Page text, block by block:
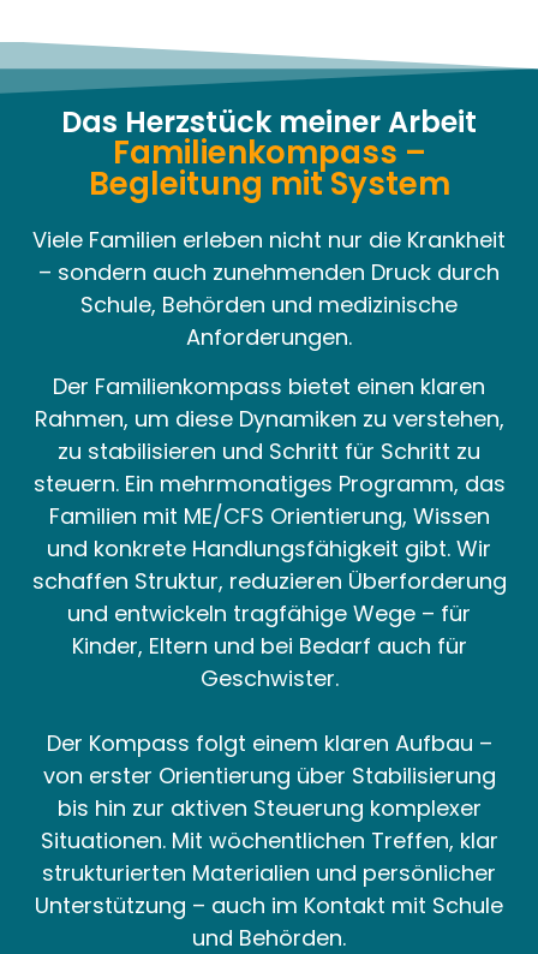
Das Herzstück meiner Arbeit
Familienkompass –
Begleitung mit System
Viele Familien erleben nicht nur die Krankheit
– sondern auch zunehmenden Druck durch
Schule, Behörden und medizinische
Anforderungen.
Der Familienkompass bietet einen klaren
Rahmen, um diese Dynamiken zu verstehen,
zu stabilisieren und Schritt für Schritt zu
steuern. Ein mehrmonatiges Programm, das
Familien mit ME/CFS Orientierung, Wissen
und konkrete Handlungsfähigkeit gibt. Wir
schaffen Struktur, reduzieren Überforderung
und entwickeln tragfähige Wege – für
Kinder, Eltern und bei Bedarf auch für
Geschwister.
Der Kompass folgt einem klaren Aufbau –
von erster Orientierung über Stabilisierung
bis hin zur aktiven Steuerung komplexer
Situationen. Mit wöchentlichen Treffen, klar
strukturierten Materialien und persönlicher
Unterstützung – auch im Kontakt mit Schule
und Behörden.